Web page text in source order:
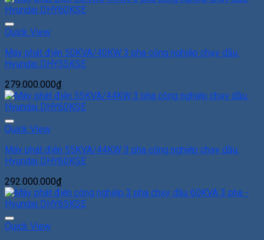
Quick View
Máy phát điện 50KVA/40KW 3 pha công nghiệp chạy dầu.
Hyundai DHY55KSE
279.000.000₫
Quick View
Máy phát điện 55KVA/44KW 3 pha công nghiệp chạy dầu.
Hyundai DHY60KSE
292.000.000₫
Quick View